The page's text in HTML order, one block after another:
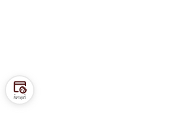
ตั้งค่าคุกกี้